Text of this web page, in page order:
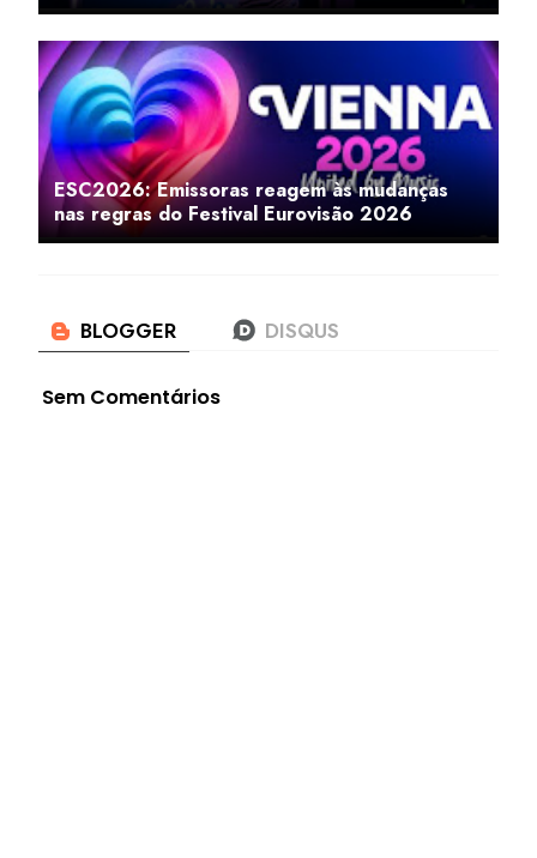
ESC2026: Emissoras reagem às mudanças
nas regras do Festival Eurovisão 2026
Sem Comentários